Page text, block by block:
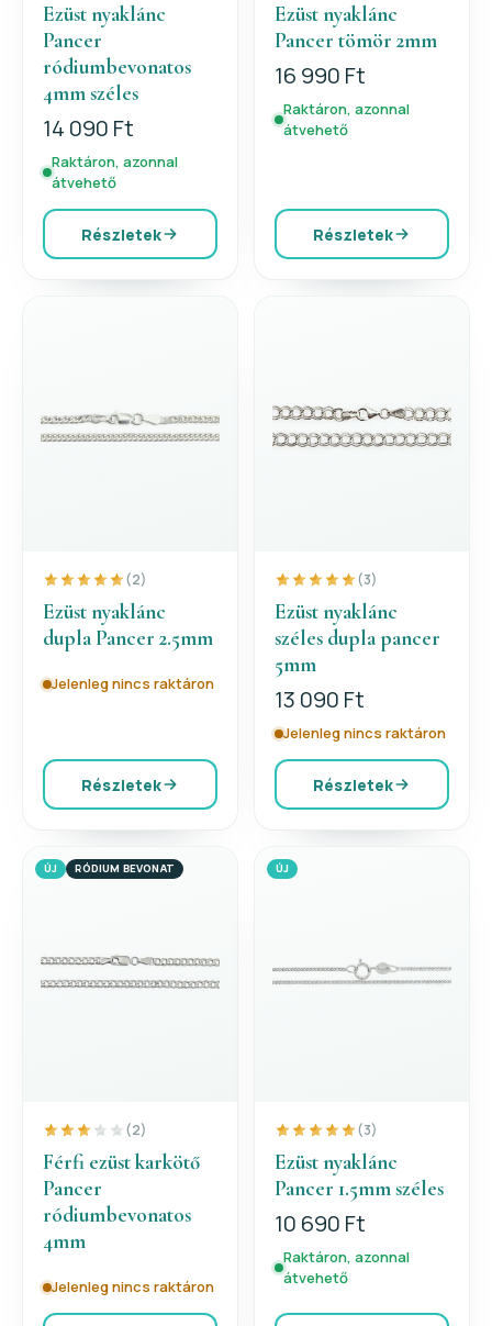
Ezüst nyaklánc
Pancer
ródiumbevonatos
4mm széles
14 090 Ft
Raktáron, azonnal
átvehető
Részletek
Ezüst nyaklánc
Pancer tömör 2mm
16 990 Ft
Raktáron, azonnal
átvehető
Részletek
(2)
Ezüst nyaklánc
dupla Pancer 2.5mm
Jelenleg nincs raktáron
Részletek
(3)
Ezüst nyaklánc
széles dupla pancer
5mm
13 090 Ft
Jelenleg nincs raktáron
Részletek
ÚJ RÓDIUM BEVONAT
(2)
Férfi ezüst karkötő
Pancer
ródiumbevonatos
4mm
Jelenleg nincs raktáron
ÚJ
(3)
Ezüst nyaklánc
Pancer 1.5mm széles
10 690 Ft
Raktáron, azonnal
átvehető